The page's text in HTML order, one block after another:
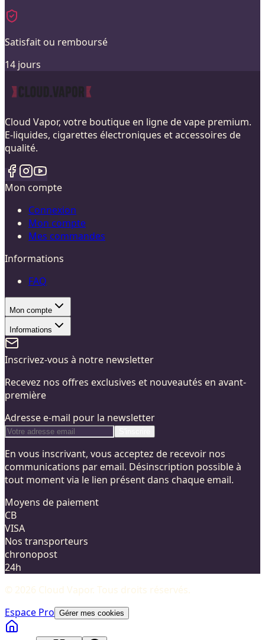
Satisfait ou remboursé
14 jours
Cloud Vapor, votre boutique en ligne de vape premium.
E-liquides, cigarettes électroniques et accessoires de
qualité.
Mon compte
Connexion
Mon compte
Mes commandes
Informations
FAQ
Mon compte
Informations
Inscrivez-vous à notre newsletter
Recevez nos offres exclusives et nouveautés en avant-
première
Adresse e-mail pour la newsletter
En vous inscrivant, vous acceptez de recevoir nos
communications par email. Désinscription possible à
tout moment via le lien présent dans chaque email.
Moyens de paiement
CB
VISA
Nos transporteurs
chronopost
24h
© 2026 Cloud Vapor. Tous droits réservés.
Espace Pro Gérer mes cookies